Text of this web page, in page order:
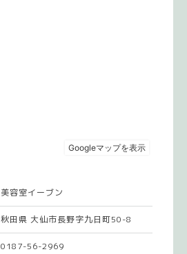
美容室イーブン
秋田県 大仙市長野字九日町50-8
0187-56-2969